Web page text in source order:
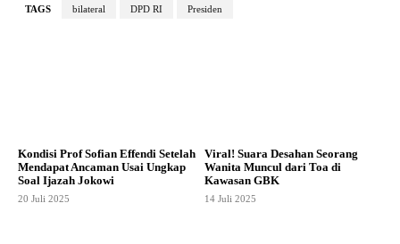
TAGS bilateral DPD RI Presiden
Kondisi Prof Sofian Effendi Setelah
Mendapat Ancaman Usai Ungkap
Soal Ijazah Jokowi
20 Juli 2025
Viral! Suara Desahan Seorang
Wanita Muncul dari Toa di
Kawasan GBK
14 Juli 2025